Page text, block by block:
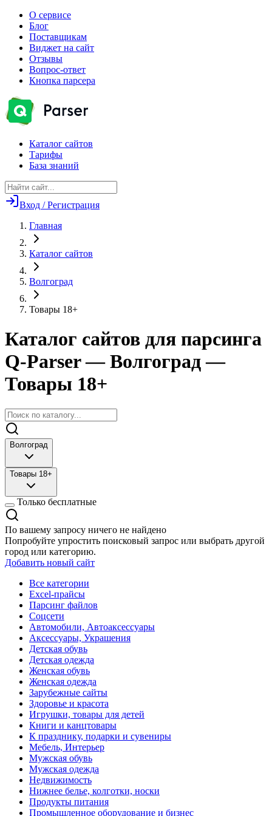
О сервисе
Блог
Поставщикам
Виджет на сайт
Отзывы
Вопрос-ответ
Кнопка парсера
Каталог сайтов
Тарифы
База знаний
Вход / Регистрация
Главная
Каталог сайтов
Волгоград
Товары 18+
Каталог сайтов для парсинга
Q-Parser— Волгоград —
Товары 18+
Волгоград
Товары 18+
Только бесплатные
По вашему запросу ничего не найдено
Попробуйте упростить поисковый запрос или выбрать другой
город или категорию.
Добавить новый сайт
Все категории
Excel-прайсы
Парсинг файлов
Соцсети
Автомобили, Автоаксессуары
Аксессуары, Украшения
Детская обувь
Детская одежда
Женская обувь
Женская одежда
Зарубежные сайты
Здоровье и красота
Игрушки, товары для детей
Книги и канцтовары
К празднику, подарки и сувениры
Мебель, Интерьер
Мужская обувь
Мужская одежда
Недвижимость
Нижнее белье, колготки, носки
Продукты питания
Промышленное оборудование и бизнес